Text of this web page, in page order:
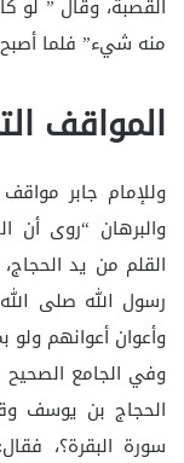
القصبة، وقال ” لو
منه شيء” فلما
المواقف
وللإمام جابر
والبرهان “روى أن
القلم من يد
رسول الله صلى
وأعوان أعوانهم ولو
وفي الجامع
الحجاج بن يوسف
سورة البقرة؟،